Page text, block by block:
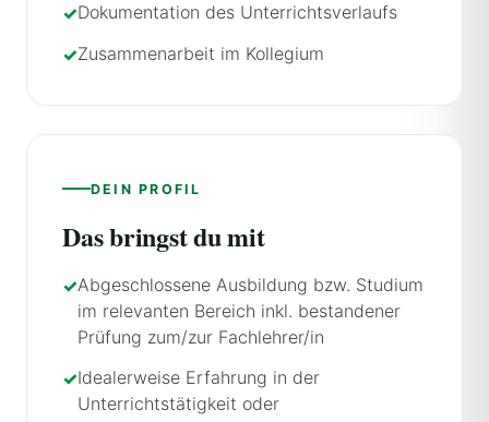
Dokumentation des Unterrichtsverlaufs
Zusammenarbeit im Kollegium
DEIN PROFIL
Das bringst du mit
Abgeschlossene Ausbildung bzw. Studium
im relevanten Bereich inkl. bestandener
Prüfung zum/zur Fachlehrer/in
Idealerweise Erfahrung in der
Unterrichtstätigkeit oder